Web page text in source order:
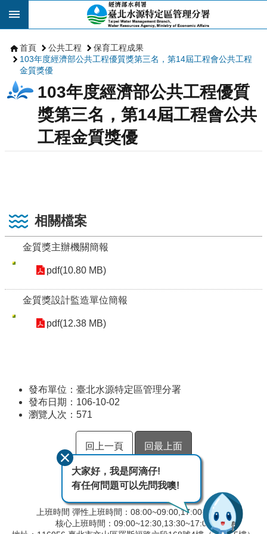
跳到主要內容區塊
首頁 公共工程
保育工程成果
103年度經濟部公共工程優質獎第三名，第14屆工程會公共工程
金質獎優
103年度經濟部公共工程優質
獎第三名，第14屆工程會公共
工程金質獎優
相關檔案
金質獎主辦機關簡報
pdf(10.80 MB)
金質獎設計監造單位簡報
pdf(12.38 MB)
發布單位：臺北水源特定區管理分署
發布日期：106-10-02
瀏覽人次： 571
回上一頁 回最上面
上班時間 彈性上班時間：08:00~09:00,17:00~18:00
核心上班時間：09:00~12:30,13:30~17:00
大家好，我是阿滴仔!
有任何問題可以先問我噢!